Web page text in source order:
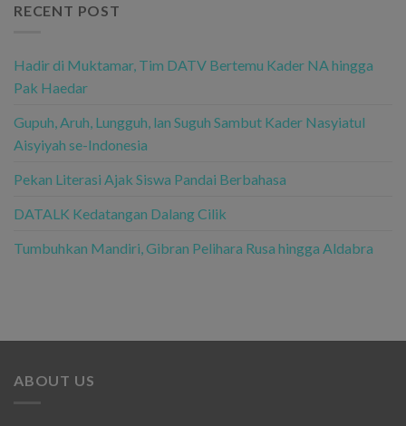
RECENT POST
Hadir di Muktamar, Tim DATV Bertemu Kader NA hingga
Pak Haedar
Gupuh, Aruh, Lungguh, lan Suguh Sambut Kader Nasyiatul
Aisyiyah se-Indonesia
Pekan Literasi Ajak Siswa Pandai Berbahasa
DATALK Kedatangan Dalang Cilik
Tumbuhkan Mandiri, Gibran Pelihara Rusa hingga Aldabra
ABOUT US